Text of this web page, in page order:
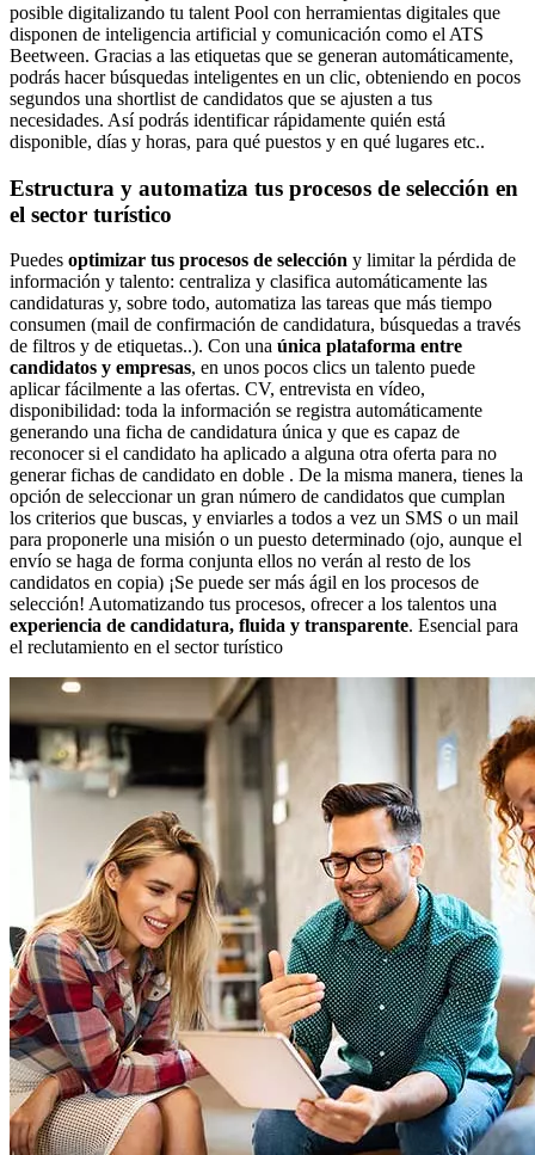
posible digitalizando tu talent Pool con herramientas digitales que
disponen de inteligencia artificial y comunicación como el ATS
Beetween. Gracias a las etiquetas que se generan automáticamente,
podrás hacer búsquedas inteligentes en un clic, obteniendo en pocos
segundos una shortlist de candidatos que se ajusten a tus
necesidades. Así podrás identificar rápidamente quién está
disponible, días y horas, para qué puestos y en qué lugares etc..
Estructura y automatiza tus procesos de selección en
el sector turístico
Puedes optimizar tus procesos de selección y limitar la pérdida de
información y talento: centraliza y clasifica automáticamente las
candidaturas y, sobre todo, automatiza las tareas que más tiempo
consumen (mail de confirmación de candidatura, búsquedas a través
de filtros y de etiquetas..). Con una única plataforma entre
candidatos y empresas, en unos pocos clics un talento puede
aplicar fácilmente a las ofertas. CV, entrevista en vídeo,
disponibilidad: toda la información se registra automáticamente
generando una ficha de candidatura única y que es capaz de
reconocer si el candidato ha aplicado a alguna otra oferta para no
generar fichas de candidato en doble . De la misma manera, tienes la
opción de seleccionar un gran número de candidatos que cumplan
los criterios que buscas, y enviarles a todos a vez un SMS o un mail
para proponerle una misión o un puesto determinado (ojo, aunque el
envío se haga de forma conjunta ellos no verán al resto de los
candidatos en copia) ¡Se puede ser más ágil en los procesos de
selección! Automatizando tus procesos, ofrecer a los talentos una
experiencia de candidatura, fluida y transparente. Esencial para
el reclutamiento en el sector turístico